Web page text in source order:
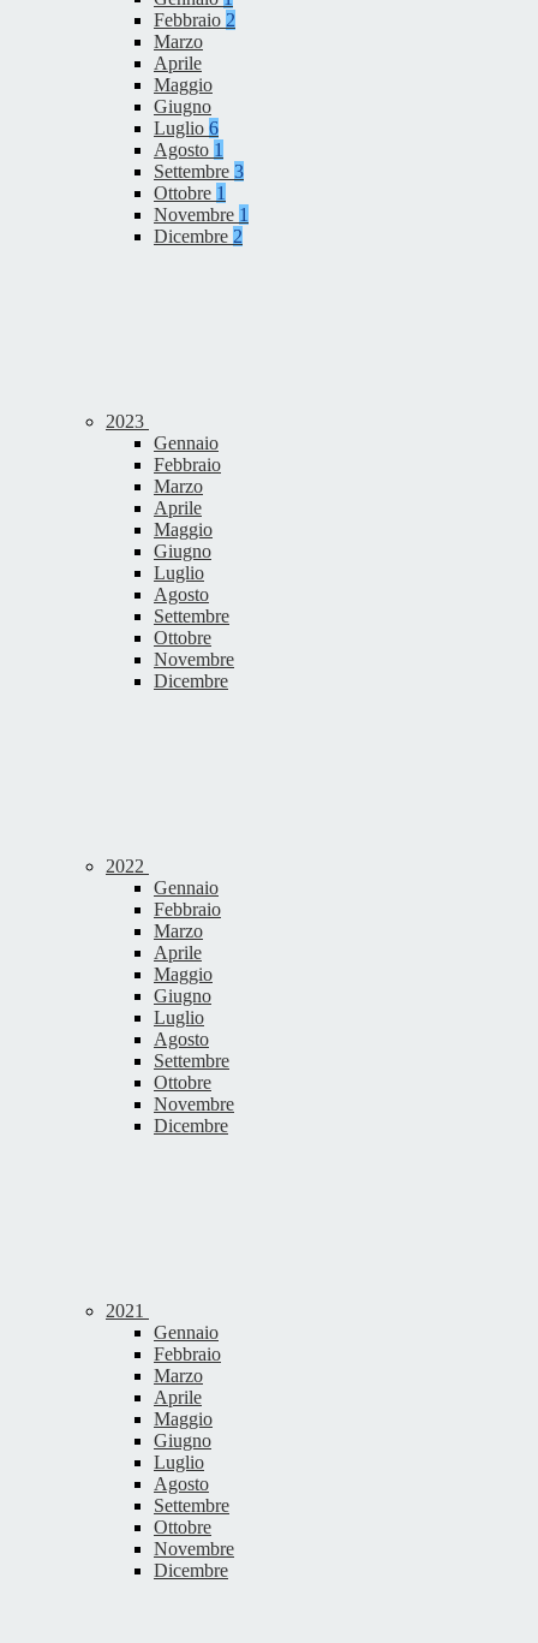
Febbraio 2
Marzo
Aprile
Maggio
Giugno
Luglio 6
Agosto 1
Settembre 3
Ottobre 1
Novembre 1
Dicembre 2
2023
Gennaio
Febbraio
Marzo
Aprile
Maggio
Giugno
Luglio
Agosto
Settembre
Ottobre
Novembre
Dicembre
2022
Gennaio
Febbraio
Marzo
Aprile
Maggio
Giugno
Luglio
Agosto
Settembre
Ottobre
Novembre
Dicembre
2021
Gennaio
Febbraio
Marzo
Aprile
Maggio
Giugno
Luglio
Agosto
Settembre
Ottobre
Novembre
Dicembre